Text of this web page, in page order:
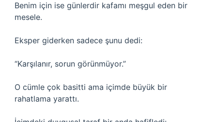
Benim için ise günlerdir kafamı meşgul eden bir
mesele.
Eksper giderken sadece şunu dedi:
“Karşılanır, sorun görünmüyor.”
O cümle çok basitti ama içimde büyük bir
rahatlama yarattı.